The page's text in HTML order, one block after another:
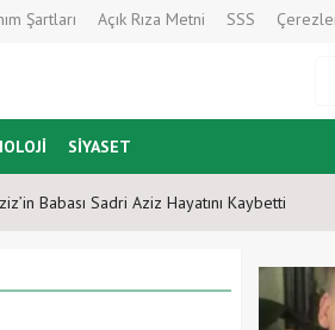
Şartları Açık Rıza Metni SSS
SİYASET
Babası Sadri Aziz Hayatını Kaybetti